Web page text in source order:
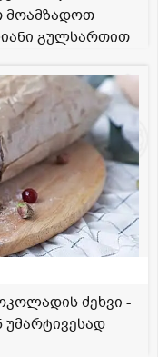
მოამზადოთ
გულსართით
ძეხვი -